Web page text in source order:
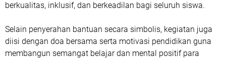
berkualitas, inklusif, dan berkeadilan bagi seluruh siswa.
Selain penyerahan bantuan secara simbolis, kegiatan juga
diisi dengan doa bersama serta motivasi pendidikan guna
membangun semangat belajar dan mental positif para